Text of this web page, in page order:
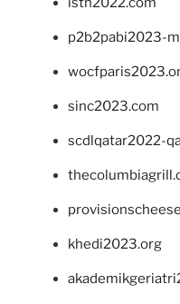
p2b2pabi2023-
sinc2023.com
scdlqatar2022-
khedi2023.org